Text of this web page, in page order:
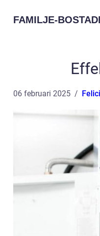
FAMILJE-
06 februari 2025